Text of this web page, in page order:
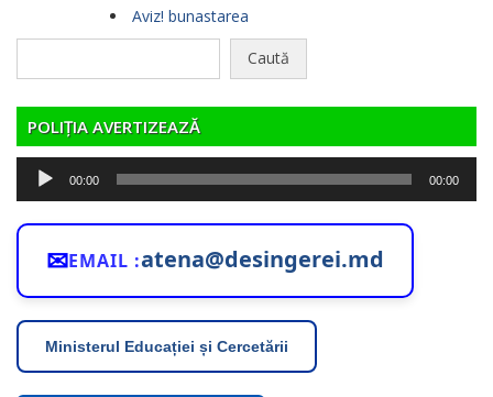
Aviz! bunastarea
POLIȚIA AVERTIZEAZĂ
Player
audio
00:00 00:00
✉EMAIL :atena@desingerei.md
Ministerul Educației și Cercetării